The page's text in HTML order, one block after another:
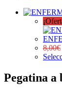
8,00€
Pegatina a